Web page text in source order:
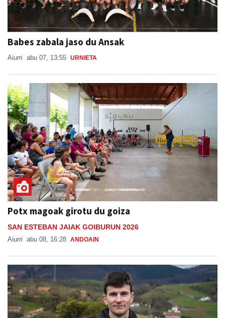
Babes zabala jaso du Ansak
Aiurri abu 07, 13:55 URNIETA
Potx magoak girotu du goiza
SAN ESTEBAN JAIAK GOIBURUN 2026
Aiurri abu 08, 16:28 ANDOAIN